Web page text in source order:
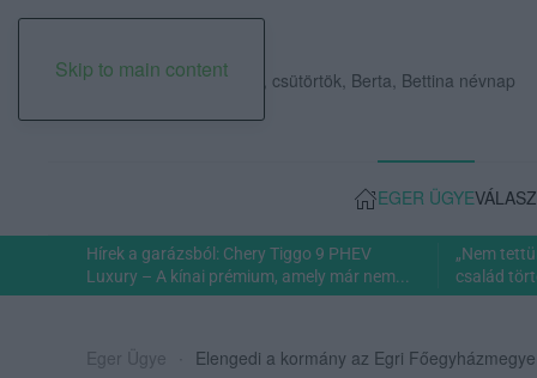
Skip to main content
2026. augusztus 06., csütörtök, Berta, Bettina névnap
EGER ÜGYE
Hírek a garázsból: Chery Tiggo 9 PHEV
Luxury – A kínai prémium, amely már nem...
„Nem
család
Eger Ügye Elengedi a kormány az Egri